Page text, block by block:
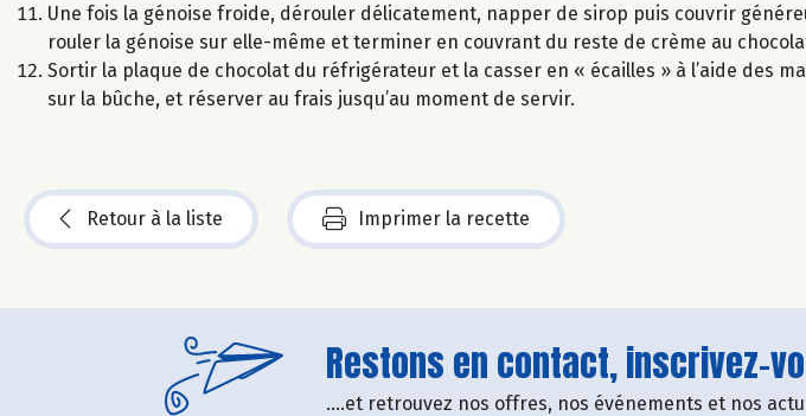
Une fois la génoise froide, dérouler délicatement, napper de sirop puis couvrir
rouler la génoise sur elle-même et terminer en couvrant du reste de crème au
Sortir la plaque de chocolat du réfrigérateur et la casser en « écailles » à l’aide des
sur la bûche, et réserver au frais jusqu’au moment de servir.
Retour à la liste Imprimer la recette
Restons en contact, inscrivez-
....et retrouvez nos offres, nos événements et nos